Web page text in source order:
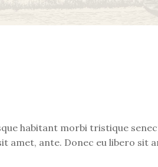
habitant morbi tristique
amet, ante. Donec eu libero sit